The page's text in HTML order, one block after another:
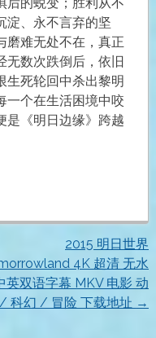
淀、永不言弃的坚
磨难无处不在，真正
无数次跌倒后，依旧
生死轮回中杀出黎明
一个在生活困境中咬
是《明日边缘》跨越
2015 明日世界
4K 超清 无水
英双语字幕 MKV 电影 动
科幻 / 冒险 下载地址 →